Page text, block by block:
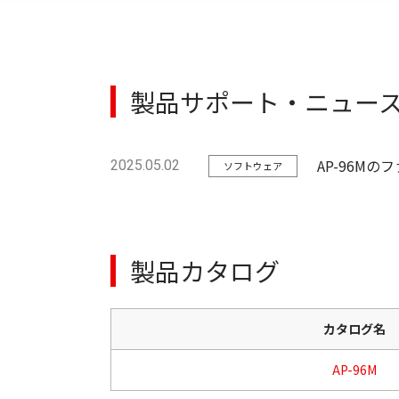
製品サポート・ニュー
2025.05.02 ソフトウェア AP-96Mの
製品カタログ
カタログ名
AP-96M